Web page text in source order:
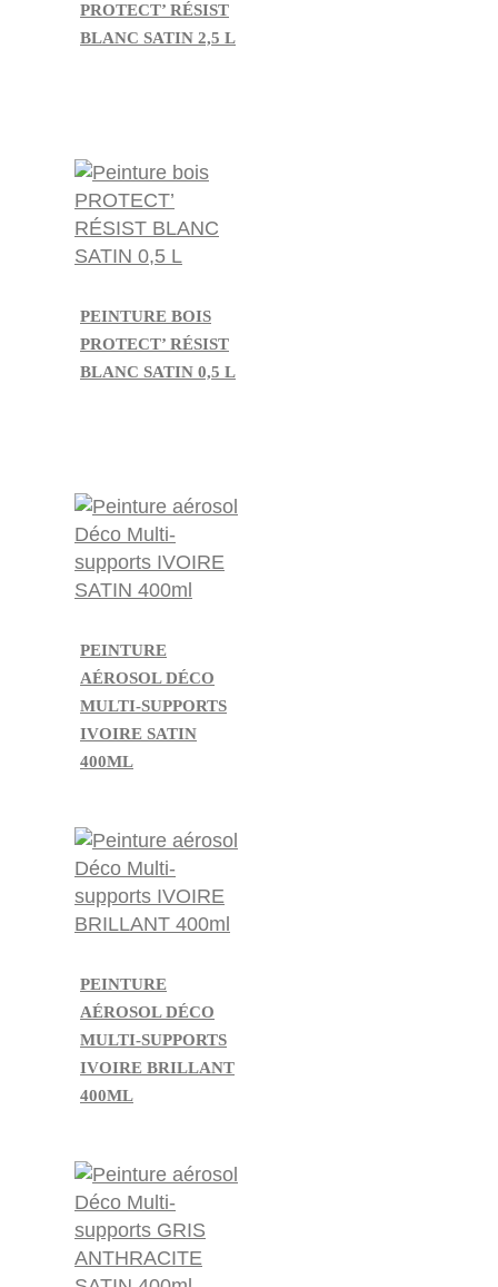
PROTECT’ RÉSIST
BLANC SATIN 2,5 L
PEINTURE BOIS
PROTECT’ RÉSIST
BLANC SATIN 0,5 L
PEINTURE
AÉROSOL DÉCO
MULTI-SUPPORTS
IVOIRE SATIN
400ML
PEINTURE
AÉROSOL DÉCO
MULTI-SUPPORTS
IVOIRE BRILLANT
400ML